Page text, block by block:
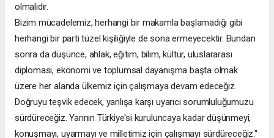
olmalıdır.
Bizim mücadelemiz, herhangi bir makamla başlamadığı gibi
herhangi bir parti tüzel kişiliğiyle de sona ermeyecektir. Bundan
sonra da düşünce, ahlak, eğitim, bilim, kültür, uluslararası
diplomasi, ekonomi ve toplumsal dayanışma başta olmak
üzere her alanda ülkemiz için çalışmaya devam edeceğiz.
Doğruyu teşvik edecek, yanlışa karşı uyarıcı sorumluluğumuzu
sürdüreceğiz. Yarının Türkiye'si kuruluncaya kadar düşünmeyi,
konuşmayı, uyarmayı ve milletimiz için çalışmayı sürdüreceğiz."